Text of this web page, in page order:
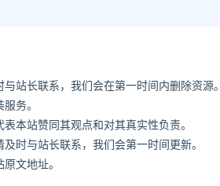
站长联系，我们会在第一时间内删除资源
务。
本站赞同其观点和对其真实性负责。
时与站长联系，我们会第一时间更新。
文地址。